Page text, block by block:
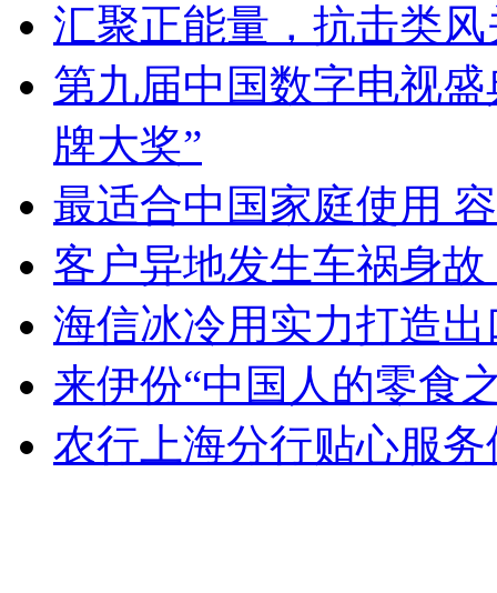
汇聚正能量，抗击类
第九届中国数字电视
牌大奖”
最适合中国家庭使用
客户异地发生车祸身
海信冰冷用实力打造
来伊份“中国人的零食
农行上海分行贴心服